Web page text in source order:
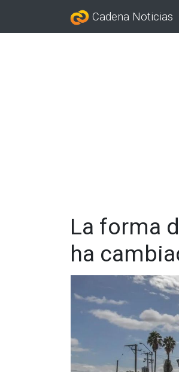
Cadena Noticias
La forma
ha